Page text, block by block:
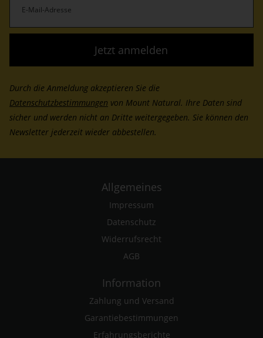
Mail-
Adresse(erforderlich)
Durch die Anmeldung akzeptieren Sie die
Datenschutzbestimmungen von Mount Natural. Ihre Daten sind
sicher und werden nicht an Dritte weitergegeben. Sie können den
Newsletter jederzeit wieder abbestellen.
Allgemeines
Impressum
Datenschutz
Widerrufsrecht
AGB
Information
Zahlung und Versand
Garantiebestimmungen
Erfahrungsberichte